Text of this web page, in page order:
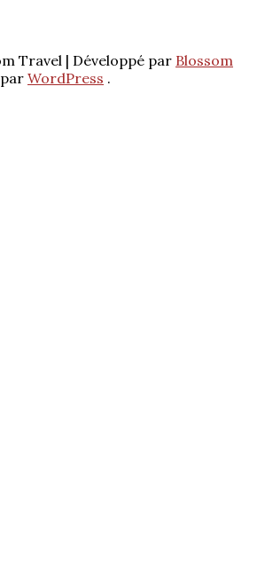
Travel | Développé par Blossom
WordPress .